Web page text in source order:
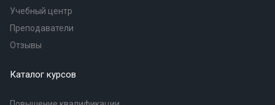
Учебный центр
Преподаватели
Отзывы
Каталог курсов